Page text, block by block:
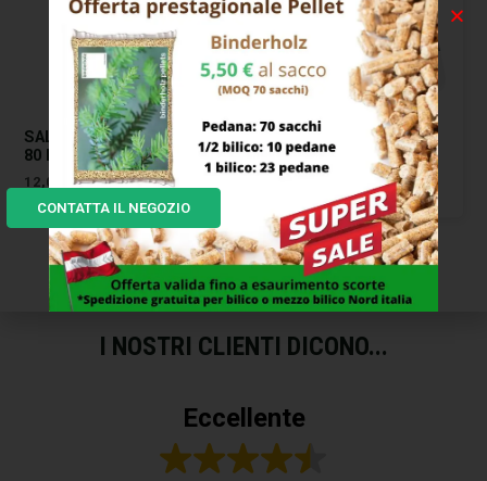
ESAURITO
SALDATORE ELETTRICO W
80 EXCEL 01973
12,00
ESAURITO
SCALPELLATORE
PNEUMATICO KIT
ESAGONO EXCEL 00105
I NOSTRI CLIENTI DICONO...
Eccellente
CONTATTA IL NEGOZIO